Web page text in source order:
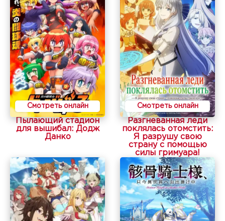
Смотреть онлайн
Пылающий стадион
для вышибал: Додж
Данко
Смотреть онлайн
Разгневанная леди
поклялась отомстить:
Я разрушу свою
страну с помощью
силы гримуара!